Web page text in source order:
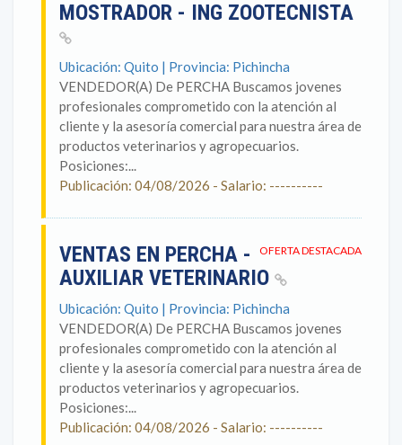
MOSTRADOR - ING ZOOTECNISTA
Ubicación: Quito | Provincia: Pichincha
VENDEDOR(A) De PERCHA Buscamos jovenes
profesionales comprometido con la atención al
cliente y la asesoría comercial para nuestra área de
productos veterinarios y agropecuarios.
Posiciones:...
Publicación: 04/08/2026 - Salario: ----------
OFERTA DESTACADA
VENTAS EN PERCHA -
AUXILIAR VETERINARIO
Ubicación: Quito | Provincia: Pichincha
VENDEDOR(A) De PERCHA Buscamos jovenes
profesionales comprometido con la atención al
cliente y la asesoría comercial para nuestra área de
productos veterinarios y agropecuarios.
Posiciones:...
Publicación: 04/08/2026 - Salario: ----------